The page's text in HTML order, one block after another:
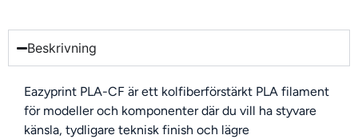
Beskrivning
Eazyprint PLA-CF är ett kolfiberförstärkt PLA filament
för modeller och komponenter där du vill ha styvare
känsla, tydligare teknisk finish och lägre